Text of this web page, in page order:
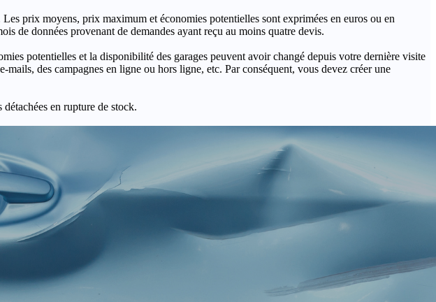
prix moyens, prix maximum et économies potentielles sont exprimées en euros ou en
de données provenant de demandes ayant reçu au moins quatre devis.
potentielles et la disponibilité des garages peuvent avoir changé depuis votre dernière visite
des campagnes en ligne ou hors ligne, etc. Par conséquent, vous devez créer une
en rupture de stock.